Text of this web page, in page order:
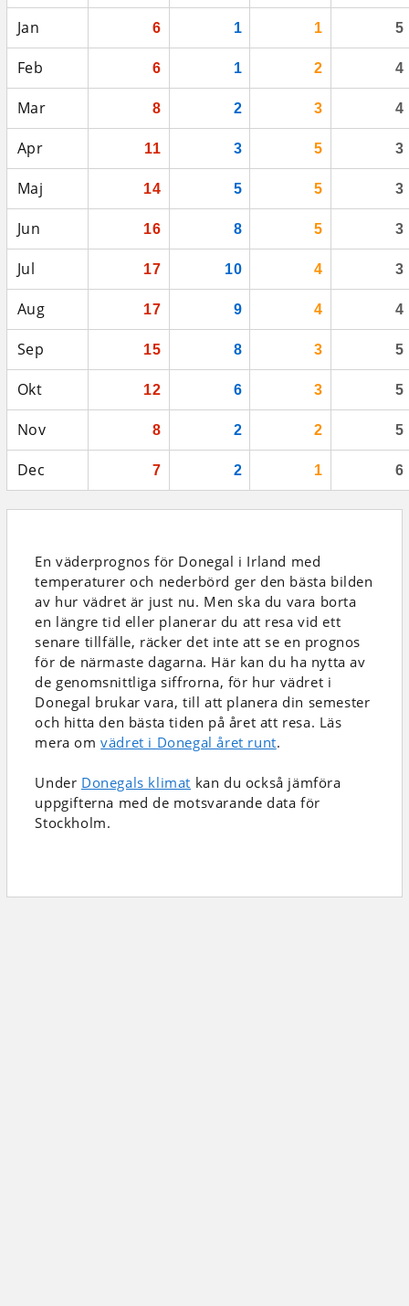
Jan 6 1 1 5
Feb 6 1 2 4
Mar 8 2 3 4
Apr 11 3 5 3
Maj 14 5 5 3
Jun 16 8 5 3
Jul 17 10 4 3
Aug 17 9 4 4
Sep 15 8 3 5
Okt 12 6 3 5
Nov 8 2 2 5
Dec 7 2 1 6
En väderprognos för Donegal i Irland med
temperaturer och nederbörd ger den bästa bilden
av hur vädret är just nu. Men ska du vara borta
en längre tid eller planerar du att resa vid ett
senare tillfälle, räcker det inte att se en prognos
för de närmaste dagarna. Här kan du ha nytta av
de genomsnittliga siffrorna, för hur vädret i
Donegal brukar vara, till att planera din semester
och hitta den bästa tiden på året att resa. Läs
mera omvädret i Donegal året runt.
Under Donegals klimat kan du också jämföra
uppgifterna med de motsvarande data för
Stockholm.